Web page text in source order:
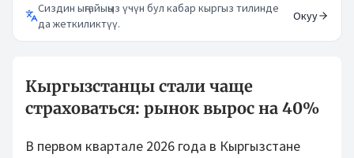
Сиздин ыңгайыңыз үчүн бул кабар кыргыз тилинде
да жеткиликтүү.
Окуу
Кыргызстанцы стали чаще
страховаться: рынок вырос на 40%
В первом квартале 2026 года в Кыргызстане